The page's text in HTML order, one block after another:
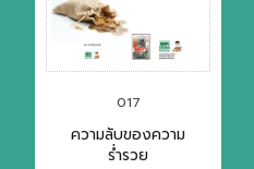
017
ความลับของความ
ร่ำรวย